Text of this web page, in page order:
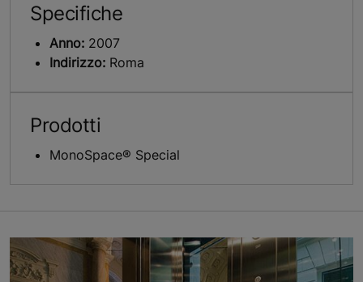
Specifiche
Anno: 2007
Indirizzo: Roma
Prodotti
MonoSpace® Special